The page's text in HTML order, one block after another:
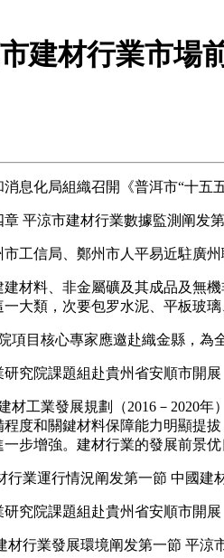
建材行業市場
化局組織召開《普洱市“十五
涼市建材行業數據監測阐发第
信局、鄭州市人平易近駐廣州
料、非金屬礦及其成品及無機
大類，次要包罗水泥、平板玻璃
目核心專家應邀赴織金縣，為
院課題組赴貴州省安順市開展
工業發展規劃（2016－2020年
度和關鍵材料保障能力明顯提
步增強。建材行業的發展前景优
運行情況阐发第一節 中國建
院課題組赴貴州省安順市開展
業發展環境阐发第一節 平涼